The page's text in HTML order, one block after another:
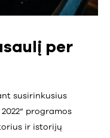
per
susirinkusius
programos
ir istorijų